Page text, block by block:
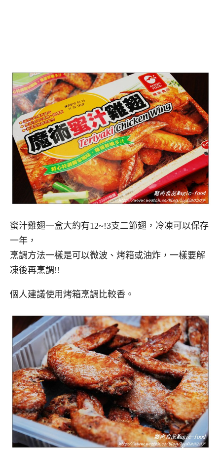
蜜汁雞翅一盒大約有12~!3支二節翅，冷凍可以保存
一年，
烹調方法一樣是可以微波、烤箱或油炸，一樣要解
凍後再烹調!!
個人建議使用烤箱烹調比較香。